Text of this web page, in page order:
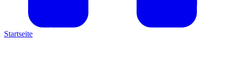
Startseite